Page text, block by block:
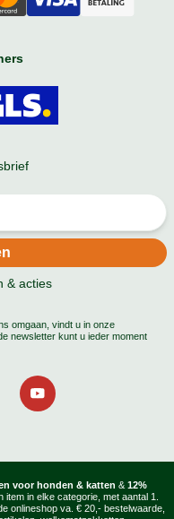
& acties
omgaan, vindt u in onze
newsletter kunt u ieder moment
voor honden & katten &12%
item in elke categorie, met aantal 1.
onlineshop va. € 20,- bestelwaarde,